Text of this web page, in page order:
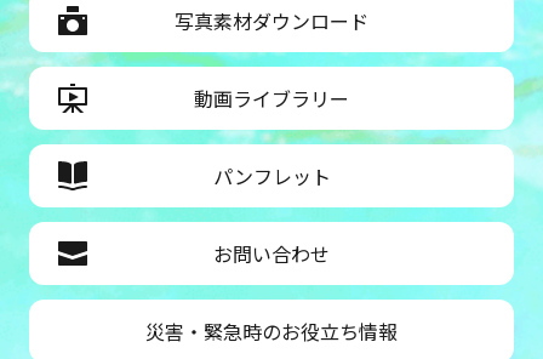
写真素材ダウンロード
動画ライブラリー
パンフレット
お問い合わせ
災害・緊急時のお役立ち情報